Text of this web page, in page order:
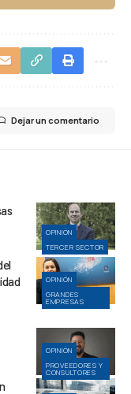
Dejar un comentario
OPINIÓN
TERCER SECTOR
OPINIÓN
GRANDES
EMPRESAS
OPINIÓN
PROVEEDORES Y
CONSULTORES